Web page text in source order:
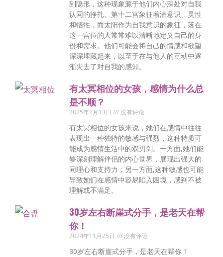
到隐形，这种现象源于他们内心深处对自我
认同的挣扎。第十二宫象征着潜意识、灵性
和牺牲，而太阳作为自我意识的象征，落在
这一宫位的人常常难以清晰地定义自己的身
份和需求。他们可能会将自己的情感和欲望
深深埋藏起来，以至于在与他人的互动中逐
渐失去了对自我的感知。
有太冥相位的女孩，感情为什么总
是不顺？
2025年2月13日 没有评论
有太冥相位的女孩来说，她们在感情中往往
表现出一种独特的敏感与强烈，这种特质可
能成为感情生活中的双刃剑。一方面,她们能
够深刻理解伴侣的内心世界，展现出强大的
同理心和支持力；另一方面,这种敏感也可能
导致她们在感情中容易陷入困境，感到不被
理解或不满足。
30岁左右断崖式分手，是老天在帮
你！
2024年11月25日 没有评论
30岁左右断崖式分手，是老天在帮你！